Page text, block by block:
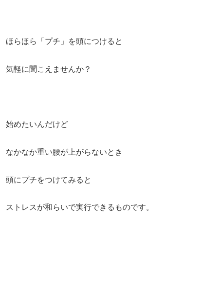
ほらほら「プチ」を頭につけると
気軽に聞こえませんか？
始めたいんだけど
なかなか重い腰が上がらないとき
頭にプチをつけてみると
ストレスが和らいで実行できるものです。